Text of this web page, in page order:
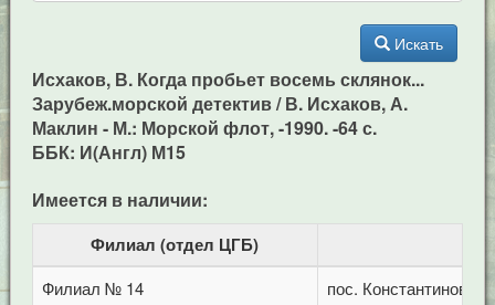
Искать
Исхаков, В. Когда пробьет восемь склянок...
Зарубеж.морской детектив / В. Исхаков, А.
Маклин - М.: Морской флот, -1990. -64 с.
ББК: И(Англ) М15
Имеется в наличии:
Филиал (отдел ЦГБ)
Филиал № 14
пос.